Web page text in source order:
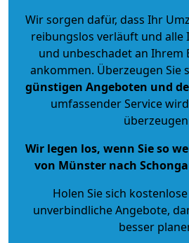
Wir sorgen dafür, dass Ihr
reibungslos verläuft und alle
und unbeschadet an
ankommen. Überzeugen Sie
günstigen Angeboten und
umfassender Service
Wir legen los, wenn Sie so
von Münster nach
Holen Sie sich
unverbindliche Angebote,
besser